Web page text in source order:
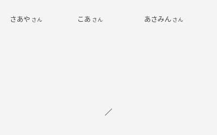
さあや さん こあ さん あさみん さん